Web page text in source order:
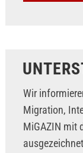
Wir
Migration,
MiGAZIN mit